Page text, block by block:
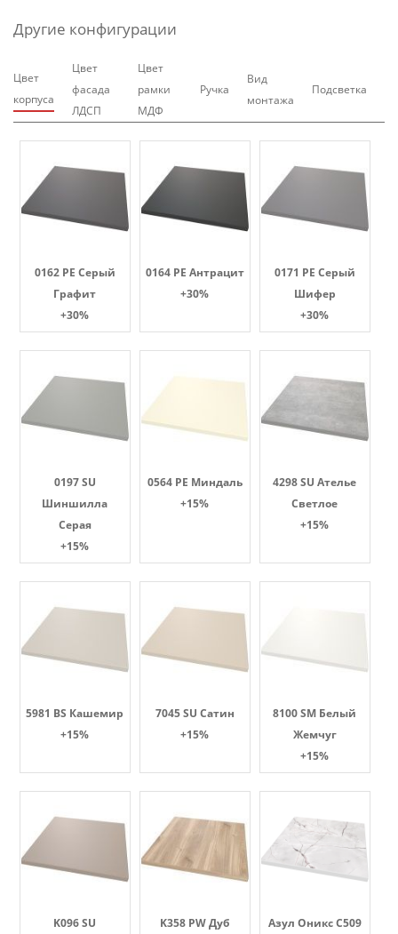
Другие конфигурации
Цвет
корпуса
Цвет
фасада
ЛДСП
Цвет
рамки
МДФ
Ручка
Вид
монтажа
Подсветка
0162 PE Серый
Графит
+30%
0164 PE Антрацит
+30%
0171 PE Серый
Шифер
+30%
0197 SU
Шиншилла
Серая
+15%
0564 PE Миндаль
+15%
4298 SU Ателье
Светлое
+15%
5981 BS Кашемир
+15%
7045 SU Сатин
+15%
8100 SM Белый
Жемчуг
+15%
K096 SU K358 PW Дуб Азул Оникс С509